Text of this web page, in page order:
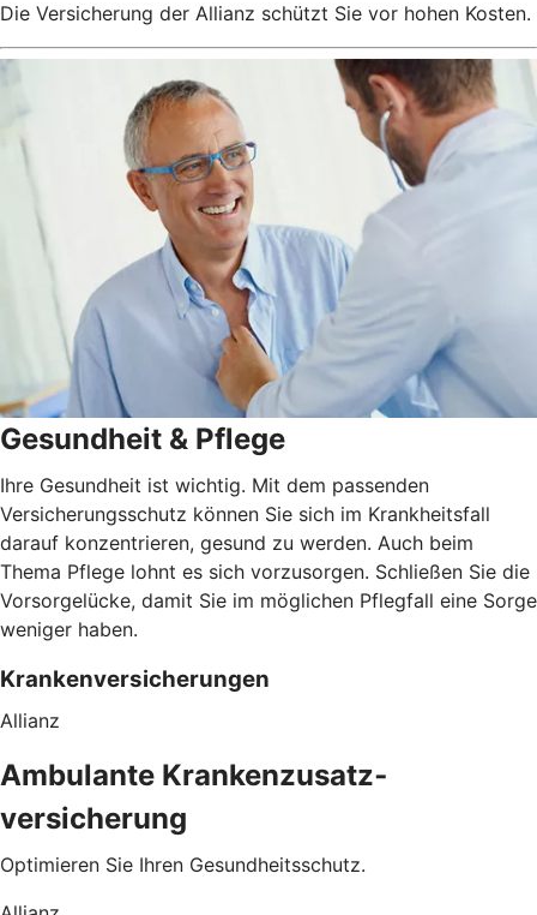
Die Versicherung der Allianz schützt Sie vor hohen Kosten.
Gesundheit & Pflege
Ihre Gesundheit ist wichtig. Mit dem passenden
Versicherungsschutz können Sie sich im Krankheitsfall
darauf konzentrieren, gesund zu werden. Auch beim
Thema Pflege lohnt es sich vorzusorgen. Schließen Sie die
Vorsorgelücke, damit Sie im möglichen Pflegfall eine Sorge
weniger haben.
Krankenversicherungen
Allianz
Ambulante Kranken­zusatz­
versicherung
Optimieren Sie Ihren Gesundheitsschutz.